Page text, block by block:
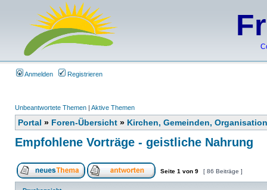
Anmelden Registrieren
Unbeantwortete Themen | Aktive Themen
Portal » Foren-Übersicht » Kirchen, Gemeinden,
Empfohlene Vorträge - geistliche Nahrung
Seite 1 von 9 [ 86 Beiträge ]